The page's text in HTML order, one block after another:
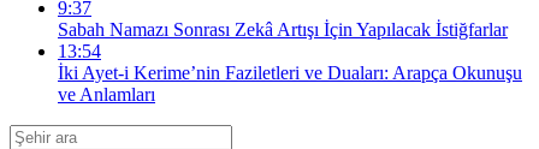
9:37
Sabah Namazı Sonrası Zekâ Artışı İçin Yapılacak İstiğfarlar
13:54
İki Ayet-i Kerime’nin Faziletleri ve Duaları: Arapça Okunuşu
ve Anlamları